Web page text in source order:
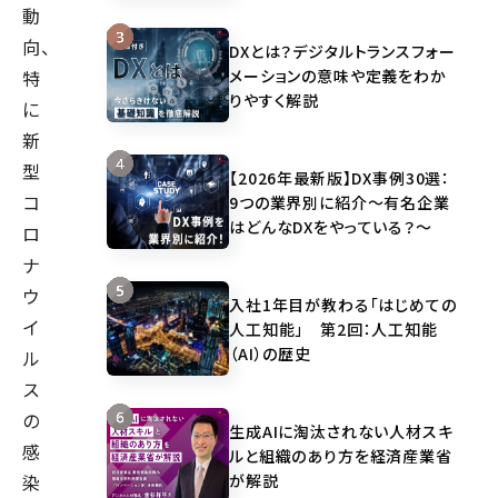
動
向、
特
に
新
型
コ
ロ
ナ
ウ
イ
ル
ス
の
感
染
DXとは？デジタルトランスフォー
メーションの意味や定義をわか
りやすく解説
【2026年最新版】DX事例30選：
9つの業界別に紹介～有名企業
はどんなDXをやっている？～
入社1年目が教わる「はじめての
人工知能」 第2回：人工知能
（AI）の歴史
生成AIに淘汰されない人材スキ
ルと組織のあり方を経済産業省
が解説